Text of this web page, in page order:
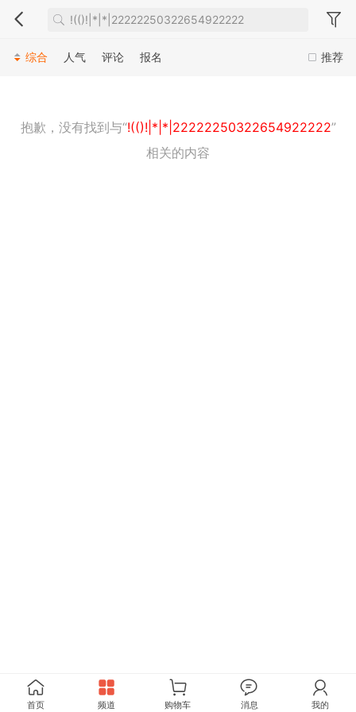
推荐
综合 人气 评论 报名
抱歉，没有找到与“!(()!|*|*|22222250322654922222”
相关的内容
首页 频道 购物车 消息 我的